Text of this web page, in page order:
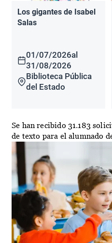
Los gigantes de Isabel
Salas
01/07/2026al
31/08/2026
Biblioteca Pública
del Estado
Se han recibido 31.183
de texto para el alumnado